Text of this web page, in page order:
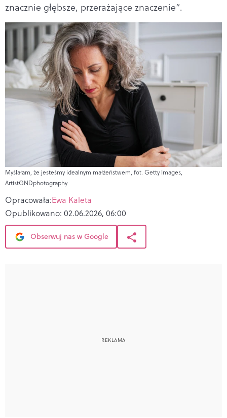
znacznie głębsze, przerażające znaczenie”.
Myślałam, że jesteśmy idealnym małżeństwem, fot. Getty Images,
ArtistGNDphotography
Opracowała:Ewa Kaleta
Opublikowano: 02.06.2026, 06:00
Obserwuj nas w Google